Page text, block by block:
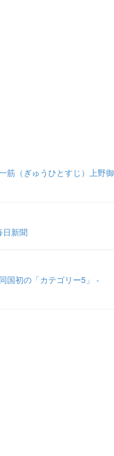
筋（ぎゅうひとすじ）上野御
日新聞
国初の「カテゴリー5」 -